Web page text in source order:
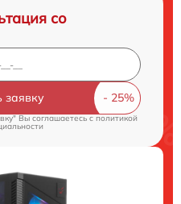
со
заявку
Вы соглашаетесь cполитикой